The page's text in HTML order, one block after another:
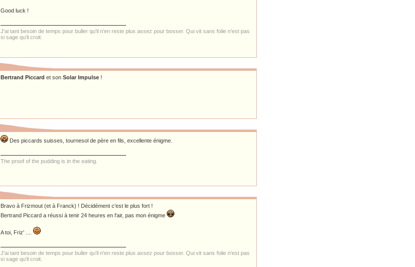
Good luck !
J'ai tant besoin de temps pour buller qu'il n'en reste plus assez pour bosser. Qui vit sans folie n'est pas
si sage qu'il croit.
Bertrand Piccard et son Solar Impulse !
Des piccards suisses, tournesol de père en fils, excellente énigme.
The proof of the pudding is in the eating.
Bravo à Frizmout (et à Franck) ! Décidément c'est le plus fort !
Bertrand Piccard a réussi à tenir 24 heures en l'air, pas mon énigme
A toi, Friz' ....
J'ai tant besoin de temps pour buller qu'il n'en reste plus assez pour bosser. Qui vit sans folie n'est pas
si sage qu'il croit.